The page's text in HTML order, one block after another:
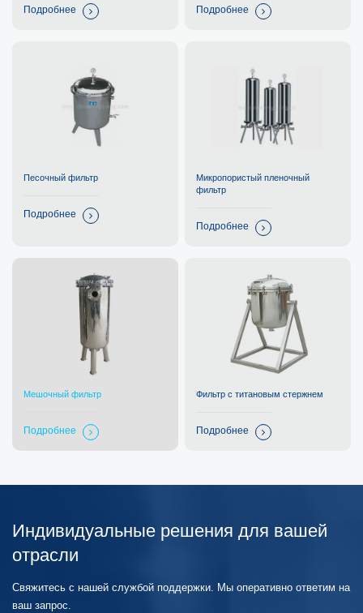
Подробнее Подробнее
Песочный фильтр
Подробнее
Микропористый пленочный
фильтр
Подробнее
Мешочный фильтр
Подробнее
Фильтр с титановым стержнем
Подробнее
Индивидуальные решения для вашей
отрасли
Свяжитесь с нашей службой поддержки. Мы оперативно ответим на
ваш запрос.